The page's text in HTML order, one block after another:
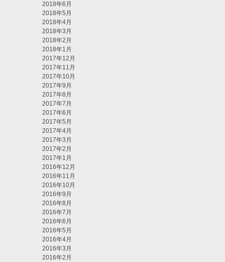
2018年6月
2018年5月
2018年4月
2018年3月
2018年2月
2018年1月
2017年12月
2017年11月
2017年10月
2017年9月
2017年8月
2017年7月
2017年6月
2017年5月
2017年4月
2017年3月
2017年2月
2017年1月
2016年12月
2016年11月
2016年10月
2016年9月
2016年8月
2016年7月
2016年6月
2016年5月
2016年4月
2016年3月
2016年2月